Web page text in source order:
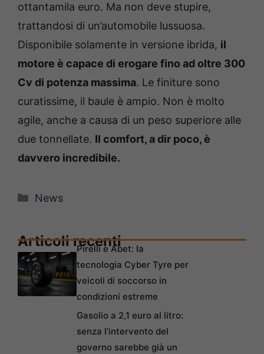
ottantamila euro. Ma non deve stupire,
trattandosi di un’automobile lussuosa.
Disponibile solamente in versione ibrida, il
motore è capace di erogare fino ad oltre 300
Cv di potenza massima. Le finiture sono
curatissime, il baule è ampio. Non è molto
agile, anche a causa di un peso superiore alle
due tonnellate. Il comfort, a dir poco, è
davvero incredibile.
Categorie
News
Articoli recenti
Pirelli e Abet: la
tecnologia Cyber Tyre per
veicoli di soccorso in
condizioni estreme
Gasolio a 2,1 euro al litro:
senza l’intervento del
governo sarebbe già un